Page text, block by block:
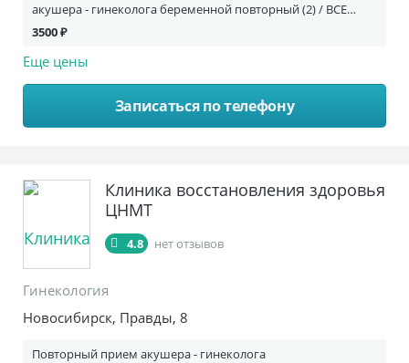
Записаться по телефону
акушера - гинеколога беременной повторный (2) / ВСЕ
ОСТАЛЬНЫЕ ВРАЧИ
3500 ₽
Еще цены
Клиника восстановления здоровья
ЦНМТ
Гинекология
4.8 нет отзывов
Новосибирск, Правды, 8
Повторный прием акушера - гинеколога